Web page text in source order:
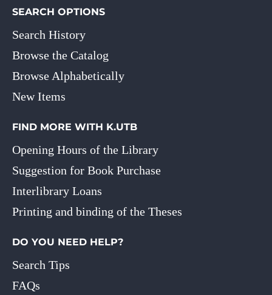
SEARCH OPTIONS
Search History
Browse the Catalog
Browse Alphabetically
New Items
FIND MORE WITH K.UTB
Opening Hours of the Library
Suggestion for Book Purchase
Interlibrary Loans
Printing and binding of the Theses
DO YOU NEED HELP?
Search Tips
FAQs